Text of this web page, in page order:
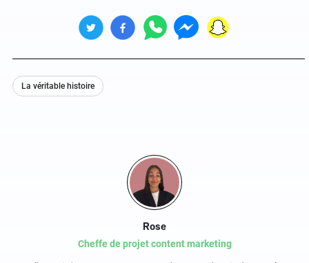
Rose
Cheffe de projet content marketing
La véritable histoire